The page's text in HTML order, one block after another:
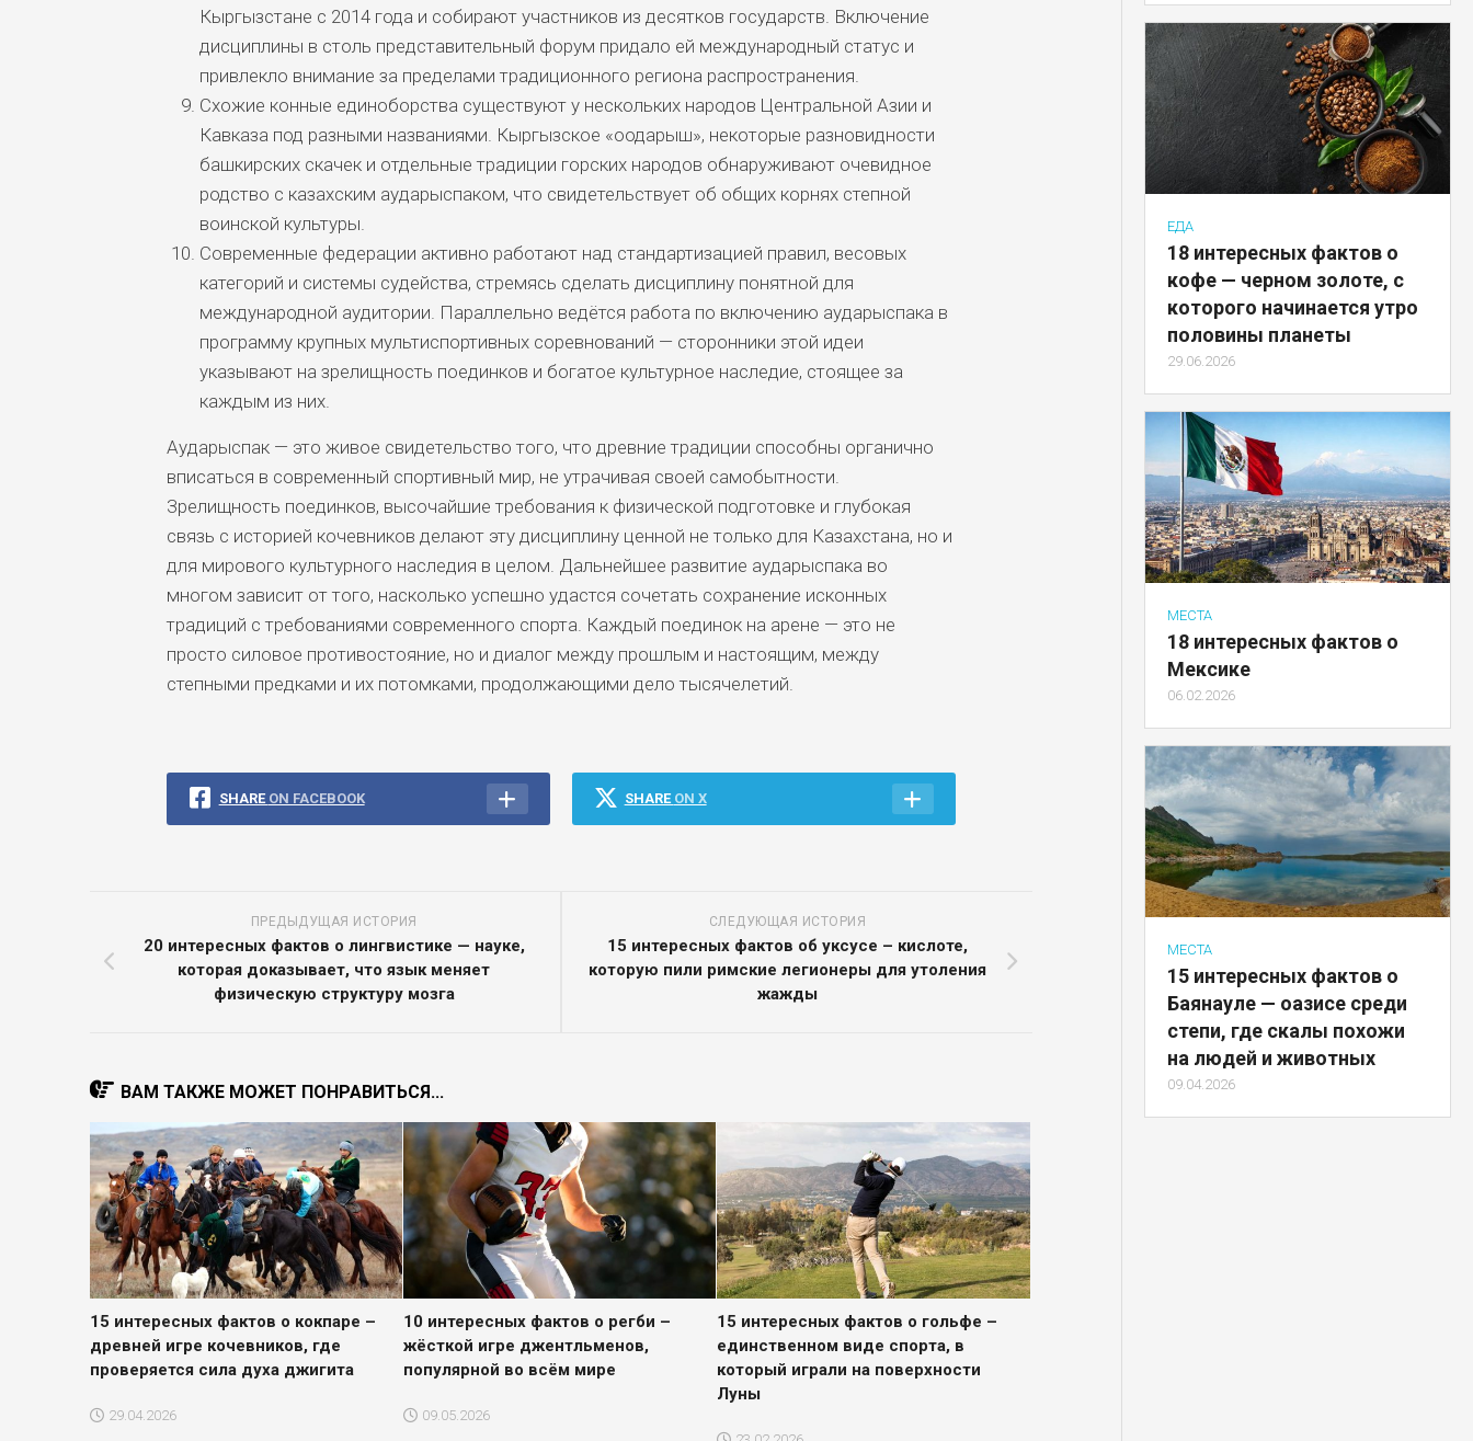
Кыргызстане с 2014 года и собирают участников из десятков государств. Включение
дисциплины в столь представительный форум придало ей международный статус и
привлекло внимание за пределами традиционного региона распространения.
Схожие конные единоборства существуют у нескольких народов Центральной Азии и
Кавказа под разными названиями. Кыргызское «оодарыш», некоторые разновидности
башкирских скачек и отдельные традиции горских народов обнаруживают очевидное
родство с казахским аударыспаком, что свидетельствует об общих корнях степной
воинской культуры.
Современные федерации активно работают над стандартизацией правил, весовых
категорий и системы судейства, стремясь сделать дисциплину понятной для
международной аудитории. Параллельно ведётся работа по включению аударыспака в
программу крупных мультиспортивных соревнований — сторонники этой идеи
указывают на зрелищность поединков и богатое культурное наследие, стоящее за
каждым из них.
Аударыспак — это живое свидетельство того, что древние традиции способны органично
вписаться в современный спортивный мир, не утрачивая своей самобытности.
Зрелищность поединков, высочайшие требования к физической подготовке и глубокая
связь с историей кочевников делают эту дисциплину ценной не только для Казахстана, но и
для мирового культурного наследия в целом. Дальнейшее развитие аударыспака во
многом зависит от того, насколько успешно удастся сочетать сохранение исконных
традиций с требованиями современного спорта. Каждый поединок на арене — это не
просто силовое противостояние, но и диалог между прошлым и настоящим, между
степными предками и их потомками, продолжающими дело тысячелетий.
SHARE ON FACEBOOK SHARE ON X
СЛЕДУЮЩАЯ ИСТОРИЯ
15 интересных фактов об уксусе – кислоте,
которую пили римские легионеры для утоления
жажды
ПРЕДЫДУЩАЯ ИСТОРИЯ
20 интересных фактов о лингвистике — науке,
которая доказывает, что язык меняет
физическую структуру мозга
ВАМ ТАКЖЕ МОЖЕТ ПОНРАВИТЬСЯ...
15 интересных фактов о кокпаре –
древней игре кочевников, где
проверяется сила духа джигита
29.04.2026
10 интересных фактов о регби –
жёсткой игре джентльменов,
популярной во всём мире
09.05.2026
15 интересных фактов о гольфе –
единственном виде спорта, в
который играли на поверхности
Луны
ЕДА
18 интересных фактов о
кофе — черном золоте, с
которого начинается утро
половины планеты
29.06.2026
МЕСТА
18 интересных фактов о
Мексике
06.02.2026
МЕСТА
15 интересных фактов о
Баянауле — оазисе среди
степи, где скалы похожи
на людей и животных
09.04.2026